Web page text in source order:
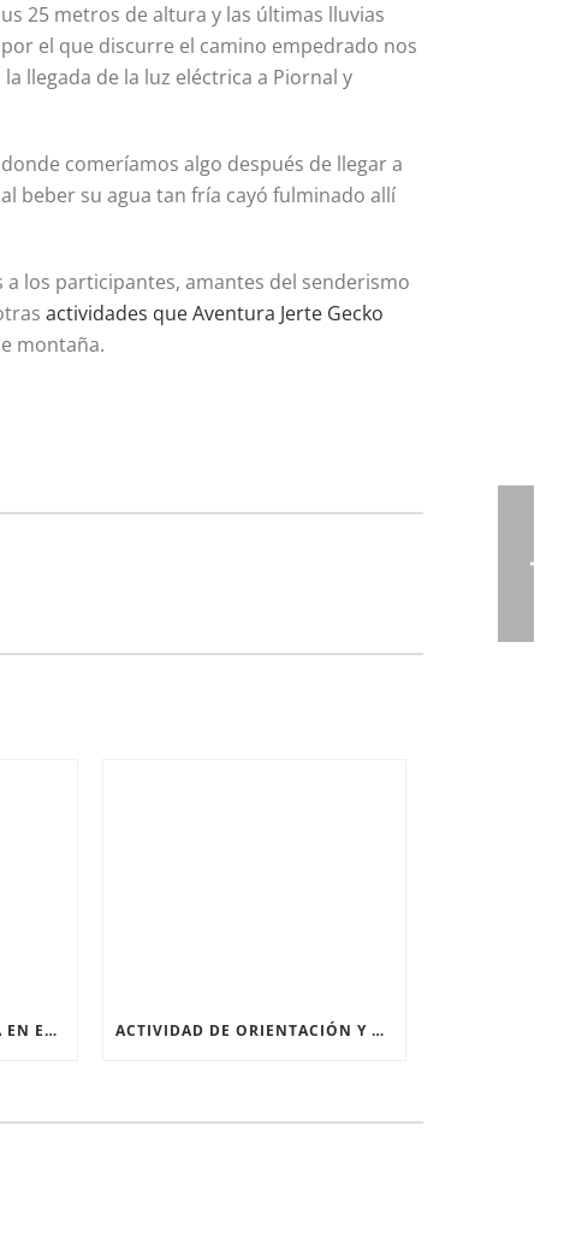
25 metros de altura y las últimas lluvias
el que discurre el camino empedrado nos
llegada de la luz eléctrica a Piornal y
comeríamos algo después de llegar a
beber su agua tan fría cayó fulminado allí
los participantes, amantes del senderismo
actividades que Aventura Jerte Gecko
montaña.
CARAVANA Y NATURALEZA EN EL VALLE DEL JERTE (PIORNAL) ACTIVIDAD DE ORIENTACIÓN Y PLANIFICACIÓN DE RUTAS POR SENDEROS EN EL CURSO DE MONITOR DE OCIO Y TIEMPO LIBRE EN CÁCERES